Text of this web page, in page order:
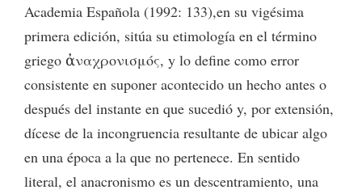
Academia Española (1992: 133),en su vigésima
primera edición, sitúa su etimología en el término
griego ἀναχρονισμός, y lo define como error
consistente en suponer acontecido un hecho antes o
después del instante en que sucedió y, por extensión,
dícese de la incongruencia resultante de ubicar algo
en una época a la que no pertenece. En sentido
literal, el anacronismo es un descentramiento, una